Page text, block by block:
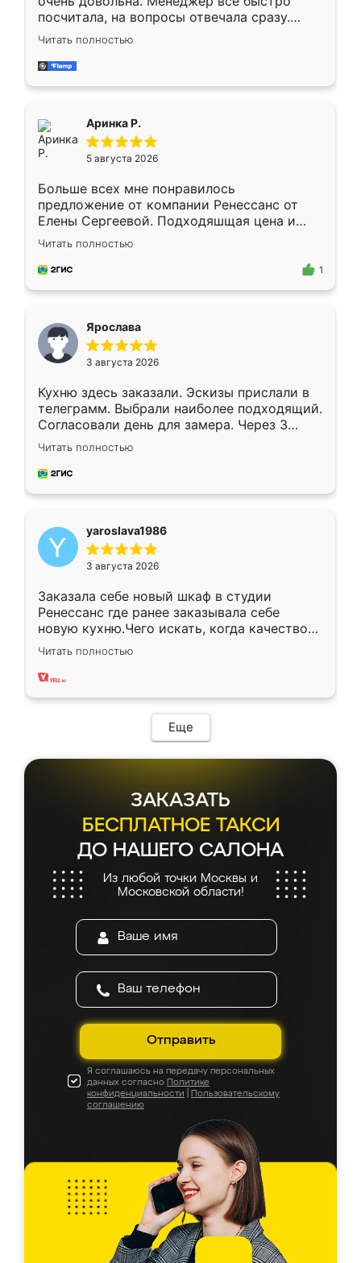
посчитала, на вопросы отвечала сразу.
Замерщик приехал в субботу, подошёл к
делу со всей ответственностью. Собрали
за день, ребята работали аккуратно, даже
Читать полностью
Аринка Р.
5 августа 2026
Больше всех мне понравилось
предложение от компании Ренессанс от
Елены Сергеевой. Подходяшщая цена и
короткие сроки изготовления. Приехавший
для замера сотрудник Владислав
предложил по моему эскизу самый
Читать полностью
1
Ярослава
3 августа 2026
Кухню здесь заказали. Эскизы прислали в
телеграмм. Выбрали наиболее подходящий.
Согласовали день для замера. Через 3
недели кухня была уже готова. Остались
довольны работой. Спасибо Ренессанс
мебель за качественную работу!
Читать полностью
yaroslava1986
3 августа 2026
Заказала себе новый шкаф в студии
Ренессанс где ранее заказывала себе
новую кухню.Чего искать, когда качеством
вполне довольна. Служит кухня уже почти
два года, нареканий нет.
Читать полностью
Еще
ЗАКАЗАТЬ
БЕСПЛАТНОЕ ТАКСИ
ДО НАШЕГО САЛОНА
Из любой точки Москвы и
Московской области!
Отправить
Я соглашаюсь на передачу персональных
данных согласно Политике
конфиденциальности
Пользовательскому
соглашению